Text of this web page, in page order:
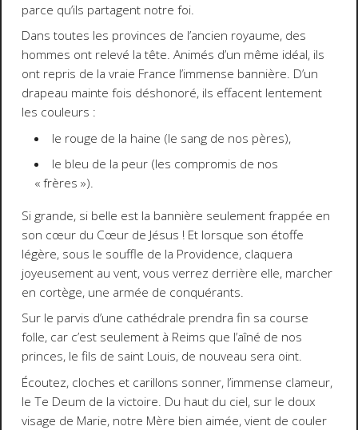
parce qu’ils partagent notre foi.
Dans toutes les provinces de l’ancien royaume, des
hommes ont relevé la tête. Animés d’un même idéal, ils
ont repris de la vraie France l’immense bannière. D’un
drapeau mainte fois déshonoré, ils effacent lentement
les couleurs :
le rouge de la haine (le sang de nos pères),
le bleu de la peur (les compromis de nos
« frères »).
Si grande, si belle est la bannière seulement frappée en
son cœur du Cœur de Jésus ! Et lorsque son étoffe
légère, sous le souffle de la Providence, claquera
joyeusement au vent, vous verrez derrière elle, marcher
en cortège, une armée de conquérants.
Sur le parvis d’une cathédrale prendra fin sa course
folle, car c’est seulement à Reims que l’aîné de nos
princes, le fils de saint Louis, de nouveau sera oint.
Écoutez, cloches et carillons sonner, l’immense clameur,
le Te Deum de la victoire. Du haut du ciel, sur le doux
visage de Marie, notre Mère bien aimée, vient de couler